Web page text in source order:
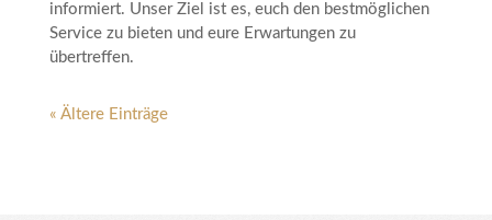
informiert. Unser Ziel ist es, euch den bestmöglichen
Service zu bieten und eure Erwartungen zu
übertreffen.
« Ältere Einträge